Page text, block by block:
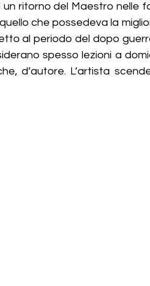
ritorno del Maestro nelle
che possedeva la
al periodo del dopo
spesso lezioni a
d’autore. L’artista